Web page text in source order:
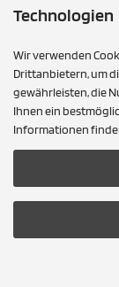
PDF
Technologien
Wir verwenden
Drittanbietern, um
gewährleisten, die
Ihnen ein
Informationen